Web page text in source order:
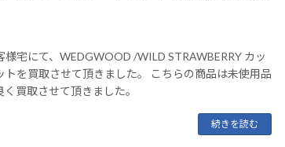
様宅にて、WEDGWOOD /WILD STRAWBERRY カッ
トを買取させて頂きました。 こちらの商品は未使用品
買取させて頂きました。
続きを読む